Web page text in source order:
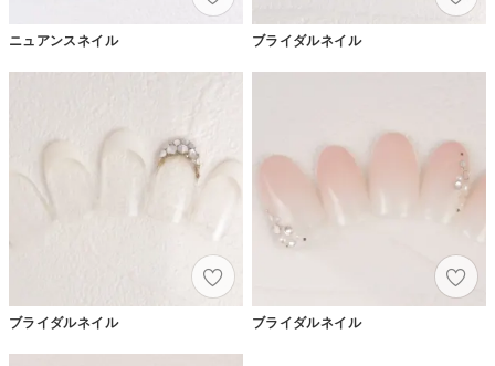
ニュアンスネイル ブライダルネイル
ブライダルネイル ブライダルネイル